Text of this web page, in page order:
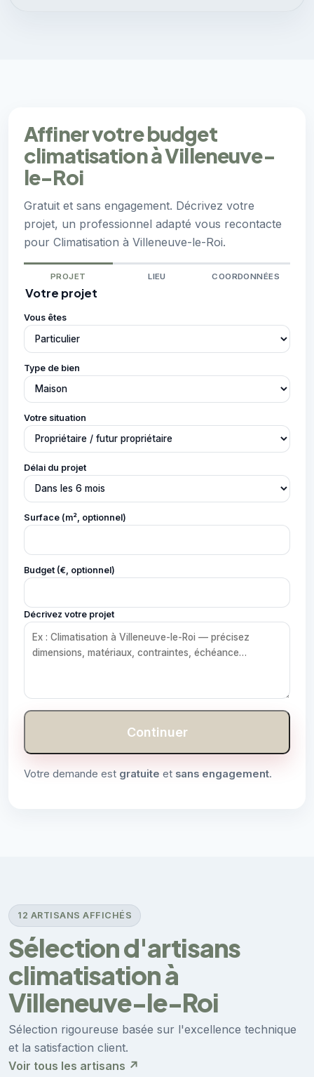
Affiner votre budget
climatisation à Villeneuve-
le-Roi
Gratuit et sans engagement. Décrivez votre
projet, un professionnel adapté vous recontacte
pour Climatisation à Villeneuve-le-Roi.
PROJET LIEU COORDONNÉES
Votre projet
Vous êtes
Type de bien
Votre situation
Délai du projet
Surface (m², optionnel)
Budget (€, optionnel)
Décrivez votre projet
Continuer
Votre demande est gratuite et sans engagement.
12 ARTISANS AFFICHÉS
Sélection d'artisans
climatisation à
Villeneuve-le-Roi
Sélection rigoureuse basée sur l'excellence technique
et la satisfaction client.
Voir tous les artisans ↗